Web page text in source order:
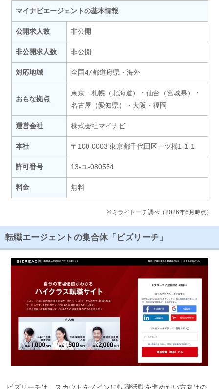
マイナビエージェントの基本情報
公開求人数 非公開
非公開求人数 非公開
対応地域 全国47都道府県・海外
おもな拠点
東京・札幌（北海道）・仙台（宮城県）・
名古屋（愛知県）・大阪・福岡
運営会社 株式会社マイナビ
本社 〒100-0003 東京都千代田区一ツ橋1-1-1
許可番号 13-ユ-080554
料金 無料
※ミライトーチ調べ（2026年6月時点）
転職エージェントの集合体「ビズリーチ」
ビズリーチは、スカウトをメインに転職活動を進めたい方向けの